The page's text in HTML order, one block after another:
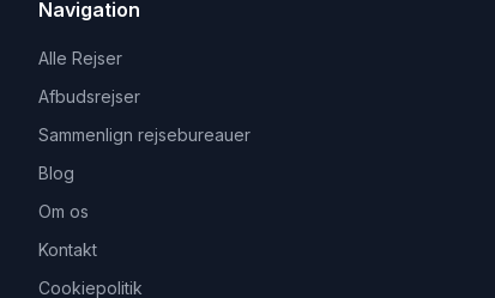
Navigation
Alle Rejser
Afbudsrejser
Sammenlign rejsebureauer
Blog
Om os
Kontakt
Cookiepolitik